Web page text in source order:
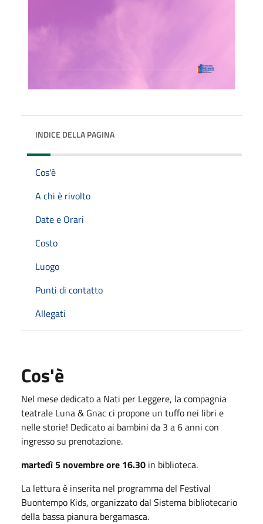
INDICE DELLA PAGINA
Cos'è
A chi è rivolto
Date e Orari
Costo
Luogo
Punti di contatto
Allegati
Cos'è
Nel mese dedicato a Nati per Leggere, la compagnia
teatrale Luna & Gnac ci propone un tuffo nei libri e
nelle storie! Dedicato ai bambini da 3 a 6 anni con
ingresso su prenotazione.
martedì 5 novembre ore 16.30 in biblioteca.
La lettura è inserita nel programma del Festival
Buontempo Kids, organizzato dal Sistema bibliotecario
della bassa pianura bergamasca.